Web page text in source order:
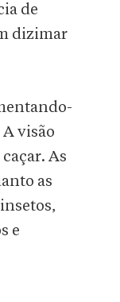
de
dizimar
visão
As
as
e